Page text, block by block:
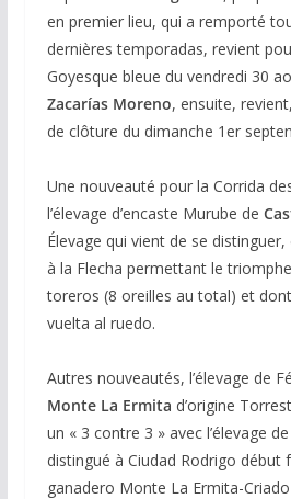
en premier lieu, qui a remporté
dernières temporadas, revient
Goyesque bleue du vendredi 30
Zacarías Moreno, ensuite,
de clôture du dimanche 1er
Une nouveauté pour la Corrida
l’élevage d’encaste Murube de
Élevage qui vient de se
à la Flecha permettant le
toreros (8 oreilles au total) et
vuelta al ruedo.
Autres nouveautés, l’élevage de
Monte La Ermita d’origine
un « 3 contre 3 » avec l’élevage de
distingué à Ciudad Rodrigo début
ganadero Monte La Ermita-